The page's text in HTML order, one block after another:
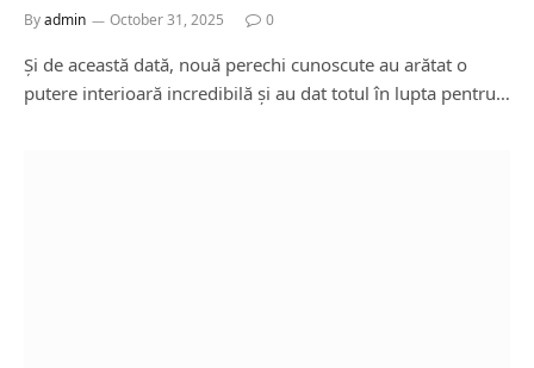
Byadmin October 31, 2025 0
Și de această dată, nouă perechi cunoscute au arătat o
putere interioară incredibilă și au dat totul în lupta pentru…